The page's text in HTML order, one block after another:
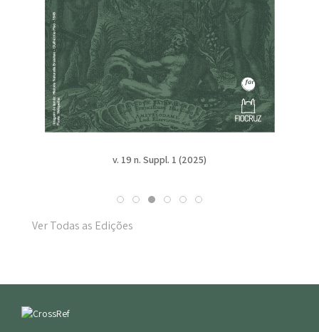
v. 19 n. Suppl. 1 (2025)
Ver Todas as Edições